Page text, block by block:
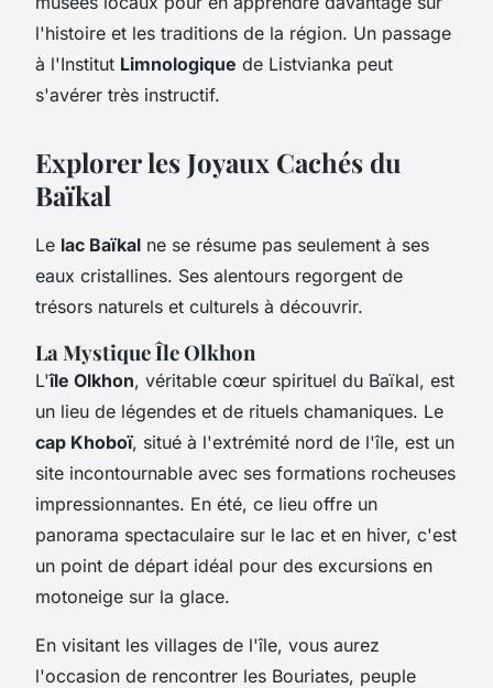
l'histoire et les traditions de la région. Un passage
à l'Institut Limnologique de Listvianka peut
s'avérer très instructif.
Explorer les Joyaux Cachés du
Baïkal
Le lac Baïkal ne se résume pas seulement à ses
eaux cristallines. Ses alentours regorgent de
trésors naturels et culturels à découvrir.
La Mystique Île Olkhon
L'île Olkhon, véritable cœur spirituel du Baïkal, est
un lieu de légendes et de rituels chamaniques. Le
cap Khoboï, situé à l'extrémité nord de l'île, est un
site incontournable avec ses formations rocheuses
impressionnantes. En été, ce lieu offre un
panorama spectaculaire sur le lac et en hiver, c'est
un point de départ idéal pour des excursions en
motoneige sur la glace.
En visitant les villages de l'île, vous aurez
l'occasion de rencontrer les Bouriates, peuple